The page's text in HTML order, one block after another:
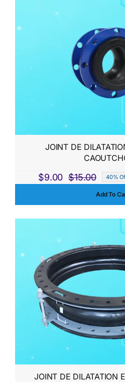
JOINT DE
$15.00
Le
prix
$15.00.
$9.00
Le
prix
$9.00.
40%
Add To
JOINT DE DILATATION